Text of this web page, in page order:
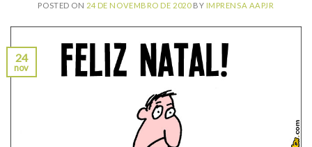
POSTED ON 24 DE NOVEMBRO DE 2020BY IMPRENSA AAPJR
24
nov